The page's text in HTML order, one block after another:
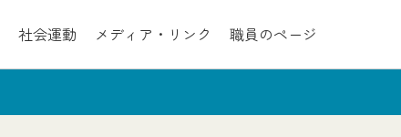
社会運動 メディア・リンク 職員のページ